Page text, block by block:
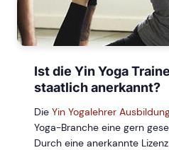
Ist die Yin Yoga
staatlich anerkannt?
Die Yin Yogalehrer
Yoga-Branche eine gern
Durch eine anerkannte